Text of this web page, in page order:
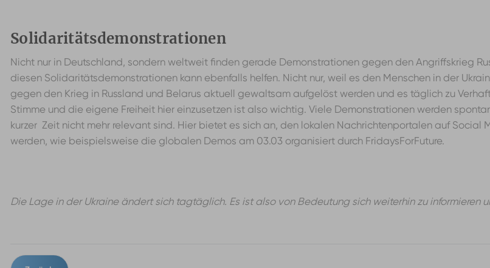
Solidaritätsdemonstrationen
Nicht nur in Deutschland, sondern weltweit finden gerade Demonstrationen gegen den Angriffskrieg
diesen Solidaritätsdemonstrationen kann ebenfalls helfen. Nicht nur, weil es den Menschen in der
gegen den Krieg in Russland und Belarus aktuell gewaltsam aufgelöst werden und es täglich zu
Stimme und die eigene Freiheit hier einzusetzen ist also wichtig. Viele Demonstrationen werden
kurzer Zeit nicht mehr relevant sind. Hier bietet es sich an, den lokalen Nachrichtenportalen auf Social
werden, wie beispielsweise die globalen Demos am 03.03 organisiert durch FridaysForFuture.
Die Lage in der Ukraine ändert sich tagtäglich. Es ist also von Bedeutung sich weiterhin zu